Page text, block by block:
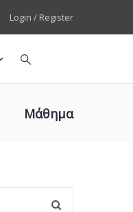
Login / Register
Μάθημα